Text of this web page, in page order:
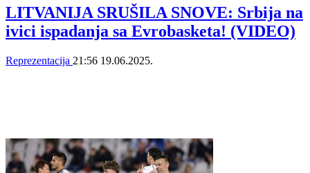
LITVANIJA SRUŠILA SNOVE: Srbija na
ivici ispadanja sa Evrobasketa! (VIDEO)
Reprezentacija 21:56 19.06.2025.